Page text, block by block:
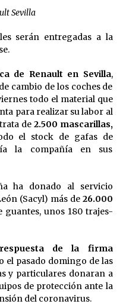
de flamenca?
Feria de Sevilla se
desaparezca el riesgo de
Carlos Amigo Vallejo
28 de abril al 8 de mayo
en Sevilla
Sevilla será un 25% más
mundial
Sevilla
serán entregadas a la
de Renault en Sevilla,
cambio de los coches de
todo el material que
para realizar su labor al
de 2.500 mascarillas,
el stock de gafas de
la compañía en sus
ha donado al servicio
(Sacyl) más de 26.000
guantes, unos 180 trajes-
respuesta de la firma
el pasado domingo de las
y particulares donaran a
de protección ante la
del coronavirus.